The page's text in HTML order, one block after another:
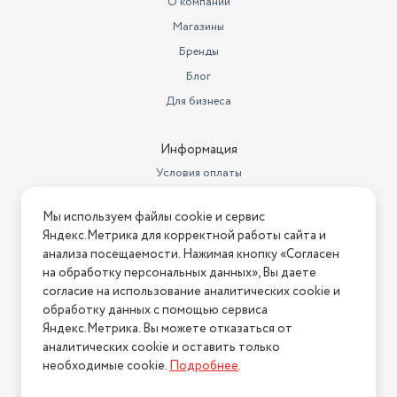
0.93
Объем товара в упаковке, в
214.133
Магазины
Бренды
Блог
Для бизнеса
Информация
Условия оплаты
Условия возврата
Нашли ошибку на сайте? Напишите нам
2026 © Интернет-магазин "АстМаркет". У нас есть всё!
Политика конфиденциальности
Мы используем файлы cookie и сервис
Яндекс.Метрика для корректной работы сайта и
анализа посещаемости. Нажимая кнопку «Согласен
на обработку персональных данных», Вы даете
согласие на использование аналитических cookie и
обработку данных с помощью сервиса
Яндекс.Метрика. Вы можете отказаться от
аналитических cookie и оставить только
необходимые cookie.Подробнее.